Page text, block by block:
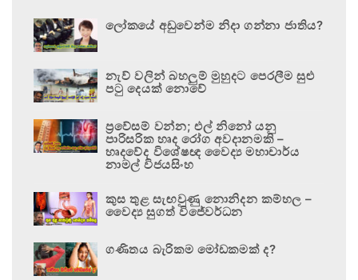
ලෝකයේ අඩුවෙන්ම නිදා ගන්නා ජාතිය?
නැව් වලින් බහලුම් මුහුදට පෙරලීම සුළු
පටු දෙයක් නොවේ
ප්‍රවේසම් වන්න; එල් නිනෝ යනු
පාරිසරික හෘද රෝග අවදානමකි –
හෘදවේද විශේෂඥ වෛද්‍ය මහාචාර්ය
නාමල් විජයසිංහ
කුස තුළ සැඟවුණු නොනිදන කම්හල –
වෛද්‍ය සුගත් විජේවර්ධන
ගණිතය බැරිකම මෝඩකමක් ද?